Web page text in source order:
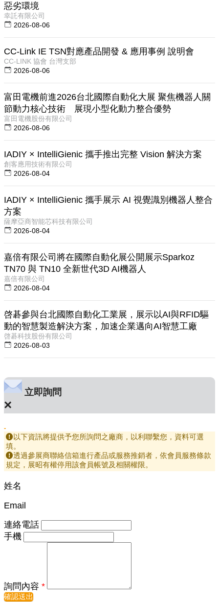
惡劣環境
幸託有限公司
2026-08-06
CC-Link IE TSN對應產品開發 & 應用事例 說明會
CC-LINK 協會 台灣支部
2026-08-06
富田電機前進2026台北國際自動化大展 聚焦機器人關
節動力核心技術 展現小型化動力整合優勢
富田電機股份有限公司
2026-08-06
IADIY × IntelliGienic 攜手推出完整 Vision 解決方案
創客應用技術有限公司
2026-08-04
IADIY × IntelliGienic 攜手展示 AI 視覺識別機器人整合
方案
薩摩亞商智能芯科技有限公司
2026-08-04
嘉倍有限公司將在國際自動化展公開展示Sparkoz
TN70 與 TN10 全新世代3D AI機器人
嘉倍有限公司
2026-08-04
啓碁參與台北國際自動化工業展，展示以AI與RFID驅
動的智慧製造解決方案，加速企業邁向AI智慧工廠
啓碁科技股份有限公司
2026-08-03
立即詢問
×
-
以下資訊將提供予您所詢問之廠商，以利聯繫您，資料可選
填。
透過參展商聯絡信箱進行產品或服務推銷者，依會員服務條款
規定，展昭有權停用該會員帳號及相關權限。
姓名
Email
連絡電話
手機
詢問內容 *
確認送出